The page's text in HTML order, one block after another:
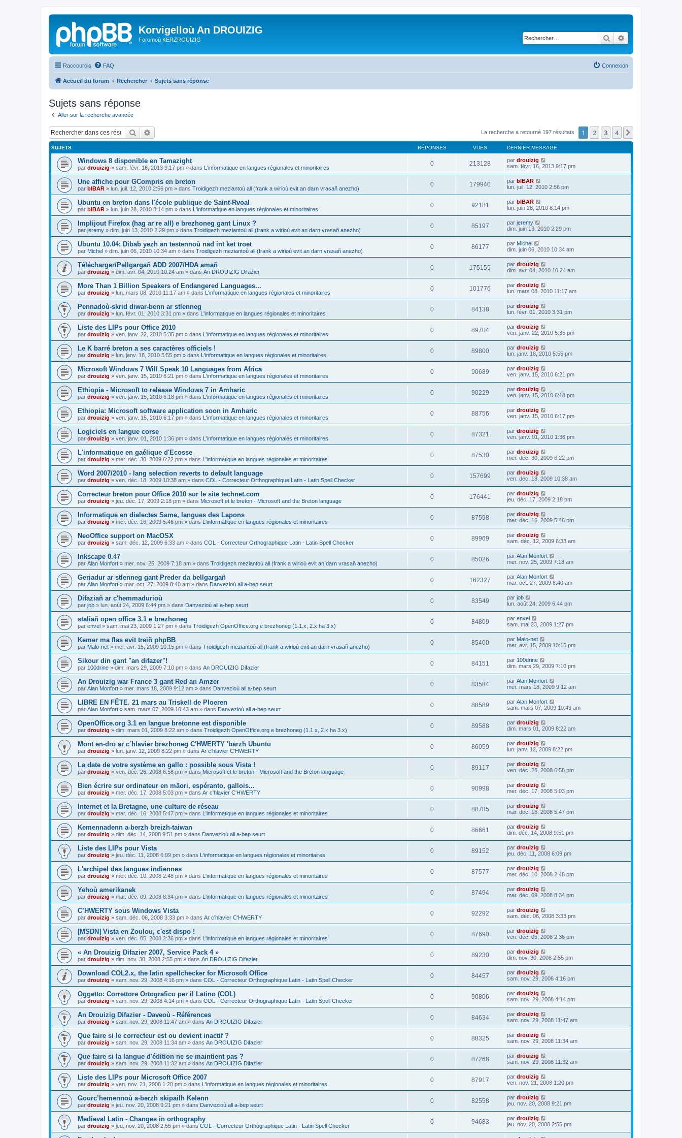
Korvigelloù An DROUIZIG
Foromoù KERZROUIZIG Rechercher
Raccourcis FAQ Connexion
Accueil du forum Rechercher Sujets sans réponse
Sujets sans réponse
Aller sur la recherche avancée
Rechercher La recherche a retourné 197 résultats 1 2 3 4
SUJETS RÉPONSES VUES DERNIER MESSAGE
Windows 8 disponible en Tamazight
par drouizig » sam. févr. 16, 2013 9:17 pm » dans L'informatique en langues régionales et minoritaires
0 213128 par drouizig
sam. févr. 16, 2013 9:17 pm
Une affiche pour GCompris en breton
par bIBAR » lun. juil. 12, 2010 2:56 pm » dans Troidigezh meziantoù all (frank a wirioù evit an darn vrasañ anezho)
0 179940 par bIBAR
lun. juil. 12, 2010 2:56 pm
Ubuntu en breton dans l'école publique de Saint-Rvoal
par bIBAR » lun. juin 28, 2010 8:14 pm » dans L'informatique en langues régionales et minoritaires
0 92181 par bIBAR
lun. juin 28, 2010 8:14 pm
Implijout Firefox (hag ar re all) e brezhoneg gant Linux ?
par jeremy » dim. juin 13, 2010 2:29 pm » dans Troidigezh meziantoù all (frank a wirioù evit an darn vrasañ anezho)
0 85197 par jeremy
dim. juin 13, 2010 2:29 pm
Ubuntu 10.04: Dibab yezh an testennoù nad int ket troet
par Michel » dim. juin 06, 2010 10:34 am » dans Troidigezh meziantoù all (frank a wirioù evit an darn vrasañ anezho)
0 86177 par Michel
dim. juin 06, 2010 10:34 am
Télécharger/Pellgargañ ADD 2007/HDA amañ
par drouizig » dim. avr. 04, 2010 10:24 am » dans An DROUIZIG Difazier
0 175155 par drouizig
dim. avr. 04, 2010 10:24 am
More Than 1 Billion Speakers of Endangered Languages...
par drouizig » lun. mars 08, 2010 11:17 am » dans L'informatique en langues régionales et minoritaires
0 101776 par drouizig
lun. mars 08, 2010 11:17 am
Pennadoù-skrid diwar-benn ar stlenneg
par drouizig » lun. févr. 01, 2010 3:31 pm » dans L'informatique en langues régionales et minoritaires
0 84138 par drouizig
lun. févr. 01, 2010 3:31 pm
Liste des LIPs pour Office 2010
par drouizig » ven. janv. 22, 2010 5:35 pm » dans L'informatique en langues régionales et minoritaires
0 89704 par drouizig
ven. janv. 22, 2010 5:35 pm
Le K barré breton a ses caractères officiels !
par drouizig » lun. janv. 18, 2010 5:55 pm » dans L'informatique en langues régionales et minoritaires
0 89800 par drouizig
lun. janv. 18, 2010 5:55 pm
Microsoft Windows 7 Will Speak 10 Languages from Africa
par drouizig » ven. janv. 15, 2010 6:21 pm » dans L'informatique en langues régionales et minoritaires
0 90689 par drouizig
ven. janv. 15, 2010 6:21 pm
Ethiopia - Microsoft to release Windows 7 in Amharic
par drouizig » ven. janv. 15, 2010 6:18 pm » dans L'informatique en langues régionales et minoritaires
0 90229 par drouizig
ven. janv. 15, 2010 6:18 pm
Ethiopia: Microsoft software application soon in Amharic
par drouizig » ven. janv. 15, 2010 6:17 pm » dans L'informatique en langues régionales et minoritaires
0 88756 par drouizig
ven. janv. 15, 2010 6:17 pm
Logiciels en langue corse
par drouizig » ven. janv. 01, 2010 1:36 pm » dans L'informatique en langues régionales et minoritaires
0 87321 par drouizig
ven. janv. 01, 2010 1:36 pm
L'informatique en gaélique d'Ecosse
par drouizig » mer. déc. 30, 2009 6:22 pm » dans L'informatique en langues régionales et minoritaires
0 87530 par drouizig
mer. déc. 30, 2009 6:22 pm
Word 2007/2010 - lang selection reverts to default language
par drouizig » ven. déc. 18, 2009 10:38 am » dans COL - Correcteur Orthographique Latin - Latin Spell Checker
0 157699 par drouizig
ven. déc. 18, 2009 10:38 am
Correcteur breton pour Office 2010 sur le site technet.com
par drouizig » jeu. déc. 17, 2009 2:18 pm » dans Microsoft et le breton - Microsoft and the Breton language
0 176441 par drouizig
jeu. déc. 17, 2009 2:18 pm
Informatique en dialectes Same, langues des Lapons
par drouizig » mer. déc. 16, 2009 5:46 pm » dans L'informatique en langues régionales et minoritaires
0 87598 par drouizig
mer. déc. 16, 2009 5:46 pm
NeoOffice support on MacOSX
par drouizig » sam. déc. 12, 2009 6:33 am » dans COL - Correcteur Orthographique Latin - Latin Spell Checker
0 89969 par drouizig
sam. déc. 12, 2009 6:33 am
Inkscape 0.47
par Alan Monfort » mer. nov. 25, 2009 7:18 am » dans Troidigezh meziantoù all (frank a wirioù evit an darn vrasañ anezho)
0 85026 par Alan Monfort
mer. nov. 25, 2009 7:18 am
Geriadur ar stlenneg gant Preder da bellgargañ
par Alan Monfort » mar. oct. 27, 2009 8:40 am » dans Danvezioù all a-bep seurt
0 162327 par Alan Monfort
mar. oct. 27, 2009 8:40 am
Difaziañ ar c'hemmadurioù
par job » lun. août 24, 2009 6:44 pm » dans Danvezioù all a-bep seurt
0 83549 par job
lun. août 24, 2009 6:44 pm
staliañ open office 3.1 e brezhoneg
par envel » sam. mai 23, 2009 1:27 pm » dans Troidigezh OpenOffice.org e brezhoneg (1.1.x, 2.x ha 3.x)
0 84809 par envel
sam. mai 23, 2009 1:27 pm
Kemer ma flas evit treiñ phpBB
par Malo-net » mer. avr. 15, 2009 10:15 pm » dans Troidigezh meziantoù all (frank a wirioù evit an darn vrasañ anezho)
0 85400 par Malo-net
mer. avr. 15, 2009 10:15 pm
Sikour din gant "an difazer"!
par 100drine » dim. mars 29, 2009 7:10 pm » dans An DROUIZIG Difazier
0 84151 par 100drine
dim. mars 29, 2009 7:10 pm
An Drouizig war France 3 gant Red an Amzer
par Alan Monfort » mer. mars 18, 2009 9:12 am » dans Danvezioù all a-bep seurt
0 83584 par Alan Monfort
mer. mars 18, 2009 9:12 am
LIBRE EN FÊTE. 21 mars au Triskell de Ploeren
par Alan Monfort » sam. mars 07, 2009 10:43 am » dans Danvezioù all a-bep seurt
0 88589 par Alan Monfort
sam. mars 07, 2009 10:43 am
OpenOffice.org 3.1 en langue bretonne est disponible
par drouizig » dim. mars 01, 2009 8:22 am » dans Troidigezh OpenOffice.org e brezhoneg (1.1.x, 2.x ha 3.x)
0 89588 par drouizig
dim. mars 01, 2009 8:22 am
Mont en-dro ar c´hlavier brezhoneg C'HWERTY 'barzh Ubuntu
par drouizig » lun. janv. 12, 2009 8:22 pm » dans Ar c'hlavier C'HWERTY
0 86059 par drouizig
lun. janv. 12, 2009 8:22 pm
La date de votre système en gallo : possible sous Vista !
par drouizig » ven. déc. 26, 2008 6:58 pm » dans Microsoft et le breton - Microsoft and the Breton language
0 89117 par drouizig
ven. déc. 26, 2008 6:58 pm
Bien écrire sur ordinateur en māori, espéranto, gallois...
par drouizig » mer. déc. 17, 2008 5:03 pm » dans Ar c'hlavier C'HWERTY
0 90998 par drouizig
mer. déc. 17, 2008 5:03 pm
Internet et la Bretagne, une culture de réseau
par drouizig » mar. déc. 16, 2008 5:47 pm » dans L'informatique en langues régionales et minoritaires
0 88785 par drouizig
mar. déc. 16, 2008 5:47 pm
Kemennadenn a-berzh breizh-taiwan
par drouizig » dim. déc. 14, 2008 9:51 pm » dans Danvezioù all a-bep seurt
0 86661 par drouizig
dim. déc. 14, 2008 9:51 pm
Liste des LIPs pour Vista
par drouizig » jeu. déc. 11, 2008 6:09 pm » dans L'informatique en langues régionales et minoritaires
0 89152 par drouizig
jeu. déc. 11, 2008 6:09 pm
L'archipel des langues indiennes
par drouizig » mer. déc. 10, 2008 2:48 pm » dans L'informatique en langues régionales et minoritaires
0 87577 par drouizig
mer. déc. 10, 2008 2:48 pm
Yehoù amerikanek
par drouizig » mar. déc. 09, 2008 8:34 pm » dans L'informatique en langues régionales et minoritaires
0 87494 par drouizig
mar. déc. 09, 2008 8:34 pm
C’HWERTY sous Windows Vista
par drouizig » sam. déc. 06, 2008 3:33 pm » dans Ar c'hlavier C'HWERTY
0 92292 par drouizig
sam. déc. 06, 2008 3:33 pm
[MSDN] Vista en Zoulou, c'est dispo !
par drouizig » ven. déc. 05, 2008 2:36 pm » dans L'informatique en langues régionales et minoritaires
0 87690 par drouizig
ven. déc. 05, 2008 2:36 pm
« An Drouizig Difazier 2007, Service Pack 4 »
par drouizig » dim. nov. 30, 2008 2:55 pm » dans An DROUIZIG Difazier
0 89230 par drouizig
dim. nov. 30, 2008 2:55 pm
Download COL2.x, the latin spellchecker for Microsoft Office
par drouizig » sam. nov. 29, 2008 4:16 pm » dans COL - Correcteur Orthographique Latin - Latin Spell Checker
0 84457 par drouizig
sam. nov. 29, 2008 4:16 pm
Oggetto: Correttore Ortografico per il Latino (COL)
par drouizig » sam. nov. 29, 2008 4:14 pm » dans COL - Correcteur Orthographique Latin - Latin Spell Checker
0 90806 par drouizig
sam. nov. 29, 2008 4:14 pm
An Drouizig Difazier - Daveoù - Références
par drouizig » sam. nov. 29, 2008 11:47 am » dans An DROUIZIG Difazier
0 84634 par drouizig
sam. nov. 29, 2008 11:47 am
Que faire si le correcteur est ou devient inactif ?
par drouizig » sam. nov. 29, 2008 11:34 am » dans An DROUIZIG Difazier
0 88325 par drouizig
sam. nov. 29, 2008 11:34 am
Que faire si la langue d'édition ne se maintient pas ?
par drouizig » sam. nov. 29, 2008 11:32 am » dans An DROUIZIG Difazier
0 87268 par drouizig
sam. nov. 29, 2008 11:32 am
Liste des LIPs pour Microsoft Office 2007
par drouizig » ven. nov. 21, 2008 1:20 pm » dans L'informatique en langues régionales et minoritaires
0 87917 par drouizig
ven. nov. 21, 2008 1:20 pm
Gourc’hemennoù a-berzh skipailh Kelenn
par drouizig » jeu. nov. 20, 2008 9:21 pm » dans Danvezioù all a-bep seurt
0 82558 par drouizig
jeu. nov. 20, 2008 9:21 pm
Medieval Latin - Changes in orthography
par drouizig » jeu. nov. 20, 2008 2:55 pm » dans COL - Correcteur Orthographique Latin - Latin Spell Checker
0 94683 par drouizig
jeu. nov. 20, 2008 2:55 pm